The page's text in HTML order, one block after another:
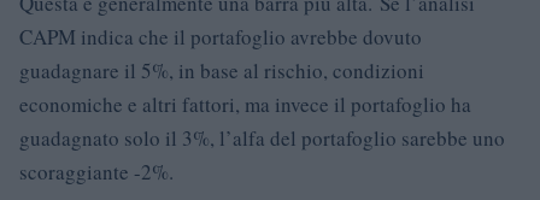
CAPM indica che il portafoglio avrebbe dovuto
guadagnare il 5%, in base al rischio, condizioni
economiche e altri fattori, ma invece il portafoglio ha
guadagnato solo il 3%, l’alfa del portafoglio sarebbe uno
scoraggiante -2%.